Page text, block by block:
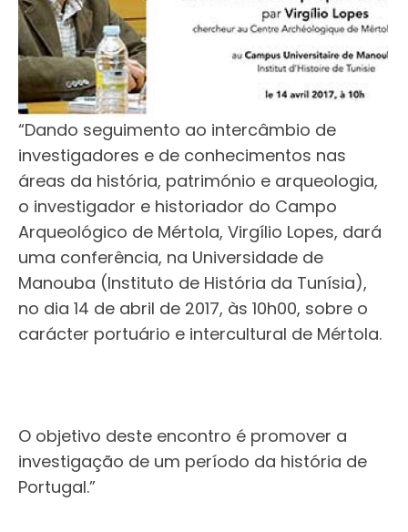
“Dando seguimento ao intercâmbio de
investigadores e de conhecimentos nas
áreas da história, património e arqueologia,
o investigador e historiador do Campo
Arqueológico de Mértola, Virgílio Lopes, dará
uma conferência, na Universidade de
Manouba (Instituto de História da Tunísia),
no dia 14 de abril de 2017, às 10h00, sobre o
carácter portuário e intercultural de Mértola.
O objetivo deste encontro é promover a
investigação de um período da história de
Portugal.”